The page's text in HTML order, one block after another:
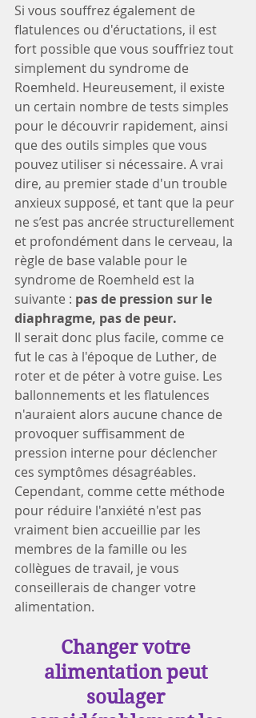
Si vous souffrez également de
flatulences ou d'éructations, il est
fort possible que vous souffriez tout
simplement du syndrome de
Roemheld. Heureusement, il existe
un certain nombre de tests simples
pour le découvrir rapidement, ainsi
que des outils simples que vous
pouvez utiliser si nécessaire. A vrai
dire, au premier stade d'un trouble
anxieux supposé, et tant que la peur
ne s’est pas ancrée structurellement
et profondément dans le cerveau, la
règle de base valable pour le
syndrome de Roemheld est la
suivante : pas de pression sur le
diaphragme, pas de peur.
Il serait donc plus facile, comme ce
fut le cas à l'époque de Luther, de
roter et de péter à votre guise. Les
ballonnements et les flatulences
n'auraient alors aucune chance de
provoquer suffisamment de
pression interne pour déclencher
ces symptômes désagréables.
Cependant, comme cette méthode
pour réduire l'anxiété n'est pas
vraiment bien accueillie par les
membres de la famille ou les
collègues de travail, je vous
conseillerais de changer votre
alimentation.
Changer votre
alimentation peut
soulager